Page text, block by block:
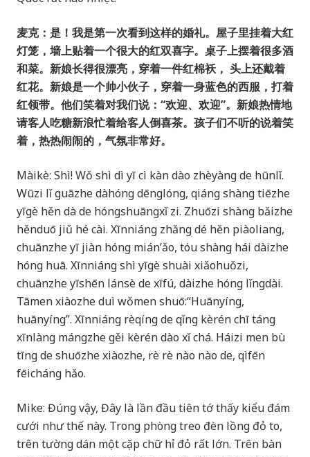
麦克：是！我是第一次看到这样的婚礼。屋子里挂着大红
灯笼，墙上贴着一个很大的红双喜字。桌子上摆着很多酒
和菜。新娘长得很漂亮，穿着一件红棉袄， 头上还戴着
红花。新娘是一个帅小伙子，穿着一身蓝色的西服，打着
红领带。他们笑着对我们说：“欢迎、欢迎”。新娘热情地
请客人吃糖新浪忙着给客人倒喜茶。孩子们不听的说着笑
着，热热闹闹的，气氛非常好。
Màikè: Shì! Wǒ shì dì yī cì kàn dào zhèyàng de hūnlǐ.
Wūzi lǐ guāzhe dàhóng dēnglóng, qiáng shàng tiēzhe
yīgè hěn dà de hóngshuāngxǐ zi. Zhuōzi shàng bǎizhe
hěnduō jiǔ hé cài. Xīnniáng zhǎng dé hěn piàoliang,
chuānzhe yī jiàn hóng mián’ǎo, tóu shàng hái dàizhe
hóng huā. Xīnniáng shì yīgè shuài xiǎohuǒzi,
chuānzhe yīshēn lánsè de xīfú, dàizhe hóng lǐngdài.
Tāmen xiàozhe duì wǒmen shuō:“Huānyíng,
huānyíng”. Xīnniáng rèqíng de qǐng kèrén chī táng
xīnlàng mángzhe gěi kèrén dào xǐ chá. Háizi men bù
tīng de shuōzhe xiàozhe, rè rè nào nào de, qìfēn
fēicháng hǎo.
Mike: Đúng vậy, Đây là lần đầu tiên tớ thấy kiểu đám
cưới như thế này. Trong phòng treo đèn lồng đỏ to,
trên tường dán một cặp chữ hỉ đỏ rất lớn. Trên bàn